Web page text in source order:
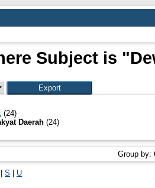
Subject is
(24)
Daerah (24)
Group by:
| S | U